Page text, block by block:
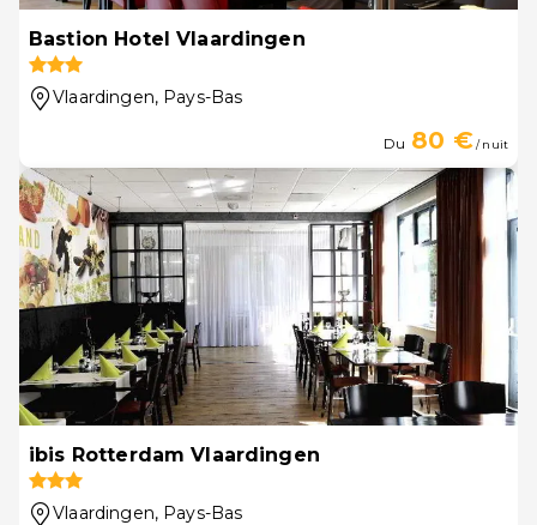
Bastion Hotel Vlaardingen
Vlaardingen, Pays-Bas
Du 80 €/ nuit
ibis Rotterdam Vlaardingen
Vlaardingen, Pays-Bas